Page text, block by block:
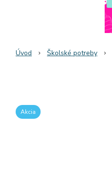
Úvod Školské potreby
Akcia